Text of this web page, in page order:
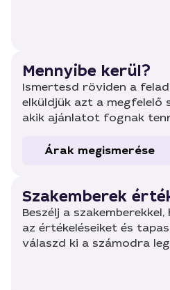
Mennyibe kerül?
Ismertesd röviden a
elküldjük azt a megfelelő
akik ajánlatot fognak
Árak megismerése
Szakemberek
Beszélj a
az értékeléseiket és
válaszd ki a számodra